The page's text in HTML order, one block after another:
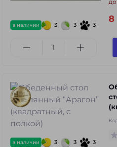
в наличии 3 3 3
8
в наличии 3 3 3